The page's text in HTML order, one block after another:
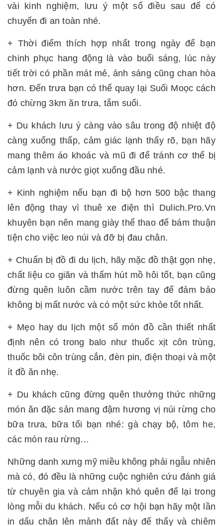
vài kinh nghiệm, lưu ý một số điều sau để có
chuyến đi an toàn nhé.
+ Thời điểm thích hợp nhất trong ngày để bạn
chinh phục hang động là vào buổi sáng, lúc này
tiết trời có phần mát mẻ, ánh sáng cũng chan hòa
hơn. Đến trưa bạn có thể quay lại Suối Moọc cách
đó chừng 3km ăn trưa, tắm suối.
+ Du khách lưu ý càng vào sâu trong độ nhiệt độ
càng xuống thấp, cảm giác lạnh thấy rõ, bạn hãy
mang thêm áo khoác và mũ đi để tránh cơ thể bị
cảm lạnh và nước giọt xuống đầu nhé.
+ Kinh nghiệm nếu bạn đi bộ hơn 500 bậc thang
lên động thay vì thuê xe điện thì Dulich.Pro.Vn
khuyên bạn nên mang giày thể thao đế bám thuận
tiện cho việc leo núi và đỡ bị đau chân.
+ Chuẩn bị đồ đi du lịch, hãy mặc đồ thật gọn nhẹ,
chất liệu co giãn và thấm hút mồ hôi tốt, bạn cũng
đừng quên luôn cầm nước trên tay để đảm bảo
không bị mất nước và có một sức khỏe tốt nhất.
+ Mẹo hay du lịch một số món đồ cần thiết nhất
định nên có trong balo như thuốc xịt côn trùng,
thuốc bôi côn trùng cắn, đèn pin, điện thoại và một
ít đồ ăn nhẹ.
+ Du khách cũng đừng quên thưởng thức những
món ăn đặc sản mang đậm hương vị núi rừng cho
bữa trưa, bữa tối bạn nhé: gà chạy bộ, tôm he,
các món rau rừng…
Những danh xưng mỹ miều không phải ngẫu nhiên
mà có, đó đều là những cuộc nghiên cứu đánh giá
từ chuyên gia và cảm nhận khó quên để lại trong
lòng mỗi du khách. Nếu có cơ hội bạn hãy một lần
in dấu chân lên mảnh đất này để thấy và chiêm